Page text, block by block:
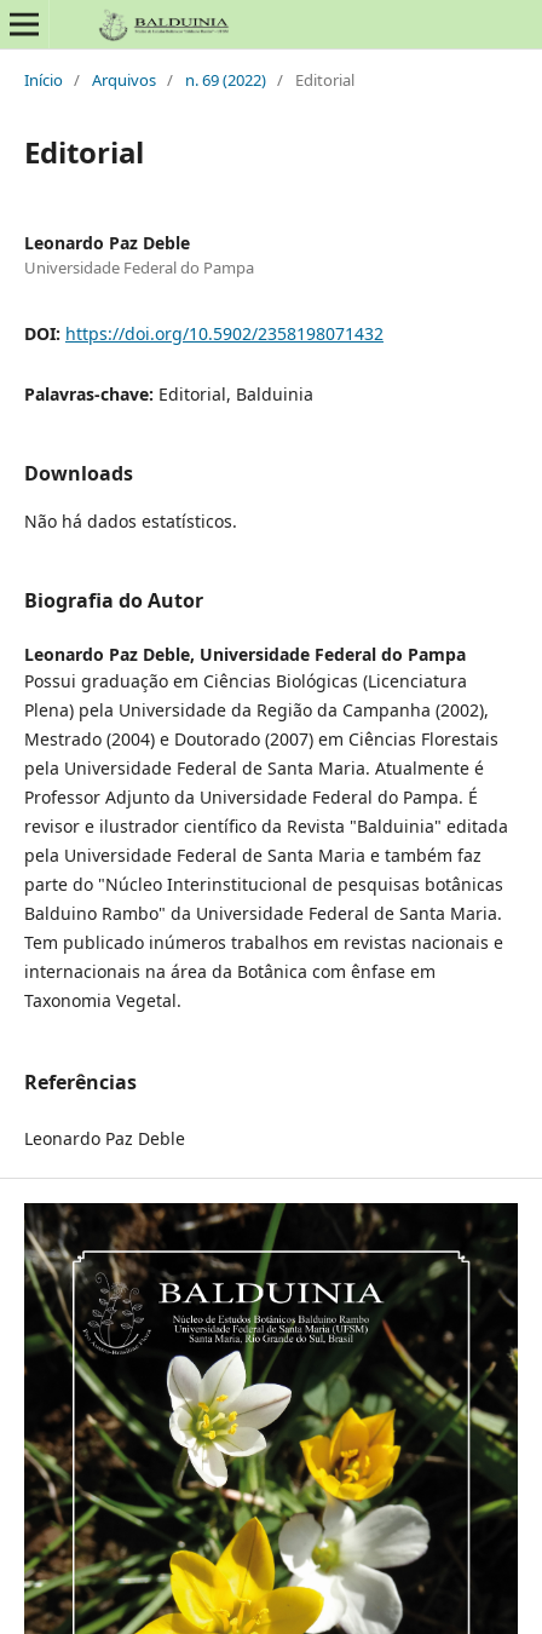
Início / Arquivos / n. 69 (2022) / Editorial
Editorial
Leonardo Paz Deble
Universidade Federal do Pampa
DOI: https://doi.org/10.5902/2358198071432
Palavras-chave: Editorial, Balduinia
Downloads
Não há dados estatísticos.
Biografia do Autor
Leonardo Paz Deble, Universidade Federal do Pampa
Possui graduação em Ciências Biológicas (Licenciatura
Plena) pela Universidade da Região da Campanha (2002),
Mestrado (2004) e Doutorado (2007) em Ciências Florestais
pela Universidade Federal de Santa Maria. Atualmente é
Professor Adjunto da Universidade Federal do Pampa. É
revisor e ilustrador científico da Revista "Balduinia" editada
pela Universidade Federal de Santa Maria e também faz
parte do "Núcleo Interinstitucional de pesquisas botânicas
Balduino Rambo" da Universidade Federal de Santa Maria.
Tem publicado inúmeros trabalhos em revistas nacionais e
internacionais na área da Botânica com ênfase em
Taxonomia Vegetal.
Referências
Leonardo Paz Deble